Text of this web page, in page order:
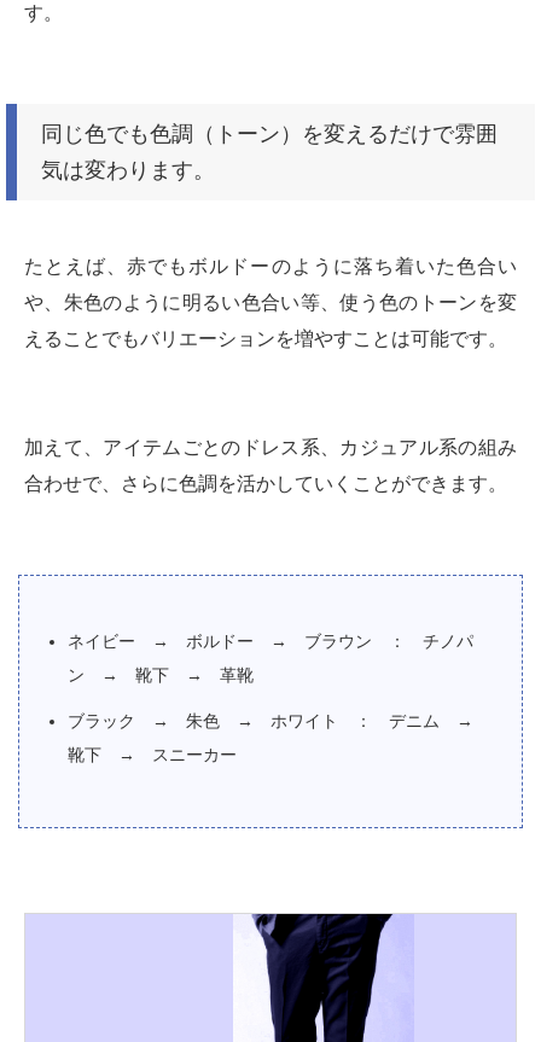
す。
同じ色でも色調（トーン）を変えるだけで雰囲
気は変わります。
たとえば、赤でもボルドーのように落ち着いた色合い
や、朱色のように明るい色合い等、使う色のトーンを変
えることでもバリエーションを増やすことは可能です。
加えて、アイテムごとのドレス系、カジュアル系の組み
合わせで、さらに色調を活かしていくことができます。
ネイビー → ボルドー → ブラウン ： チノパ
ン → 靴下 → 革靴
ブラック → 朱色 → ホワイト ： デニム →
靴下 → スニーカー